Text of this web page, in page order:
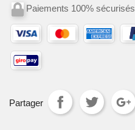
Paiements 100% sécurisés
Partager